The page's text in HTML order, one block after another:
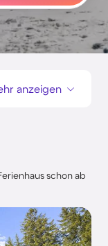
anzeigen
schon ab